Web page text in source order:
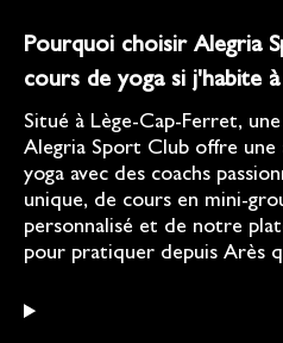
Pourquoi choisir Alegria
cours de yoga si j'habite
Situé à Lège-Cap-Ferret,
Alegria Sport Club offre
yoga avec des coachs
unique, de cours en mini-
personnalisé et de notre
pour pratiquer depuis Arès